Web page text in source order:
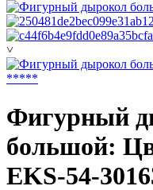
˅
*****
Фигурный
большой:
EKS-54-